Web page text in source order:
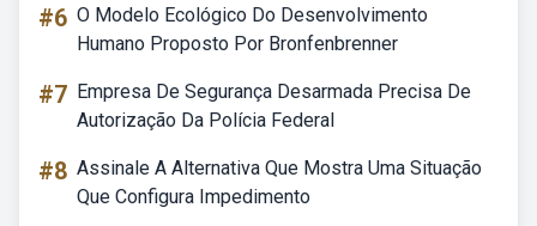
#6 O Modelo Ecológico Do Desenvolvimento
Humano Proposto Por Bronfenbrenner
#7 Empresa De Segurança Desarmada Precisa De
Autorização Da Polícia Federal
#8 Assinale A Alternativa Que Mostra Uma Situação
Que Configura Impedimento